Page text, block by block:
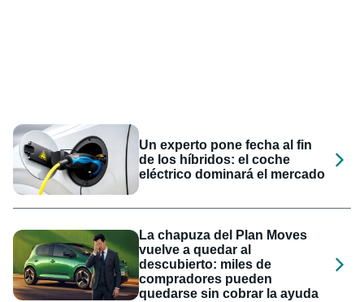
Un experto pone fecha al fin
de los híbridos: el coche
eléctrico dominará el mercado
La chapuza del Plan Moves
vuelve a quedar al
descubierto: miles de
compradores pueden
quedarse sin cobrar la ayuda